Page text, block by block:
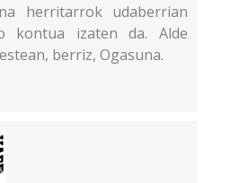
herritarrok udaberrian
kontua izaten da. Alde
berriz, Ogasuna.